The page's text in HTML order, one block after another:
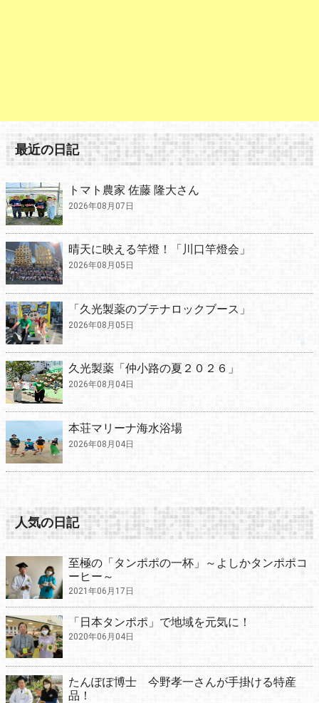
最近の日記
トマト農家 佐藤 隆大さん
2026年08月07日
晴天に映える竿燈！「川口竿燈会」
2026年08月05日
「久光製薬のブテナロックブース」
2026年08月05日
久光製薬「仲小路の夏２０２６」
2026年08月04日
本荘マリーナ海水浴場
2026年08月04日
人気の日記
至極の「タンポポの一杯」～よしかタンポポコ
ーヒー～
2021年06月17日
「日本タンポポ」で地域を元気に！
2020年06月04日
たんぽぽ博士 今野孝一さんが手掛ける特産
品！